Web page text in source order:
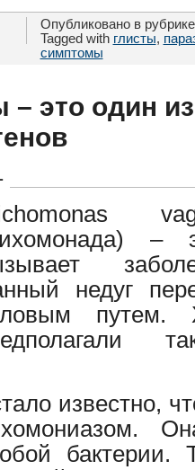
Опубликовано в
Tagged with глисты,
симптомы
– это один
–
недуг
путем.
известно,
бактерии.